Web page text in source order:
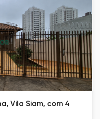
Vila Siam, com 4